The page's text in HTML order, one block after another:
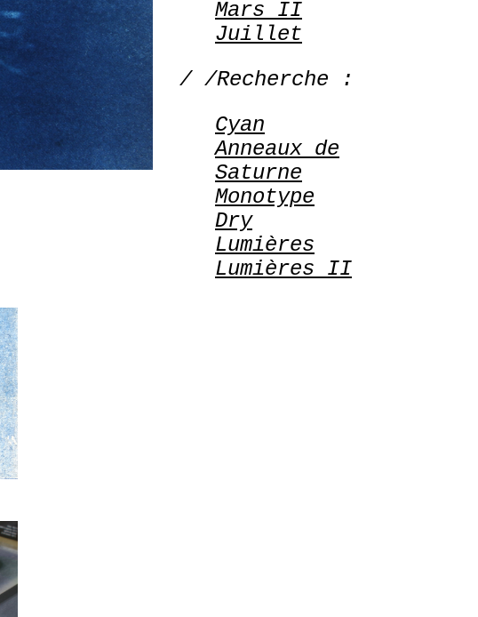
Mars II
Juillet
/ /Recherche :
Cyan
Anneaux de
Saturne
Monotype
Dry
Lumières
Lumières II